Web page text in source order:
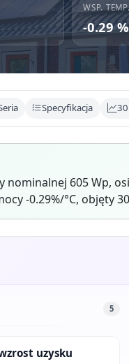
WSP.
-0.29
Specyfikacja
nominalnej 605 Wp,
-0.29%/°C, objęty
5
uzysku